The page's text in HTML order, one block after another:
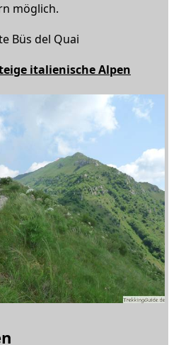
möglich.
Büs del Quai
italienische Alpen